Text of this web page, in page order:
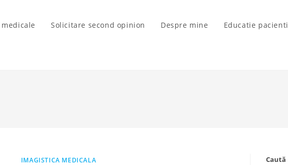
Solicitare second opinion Despre mine Educatie pacienti
IMAGISTICA MEDICALA Caută